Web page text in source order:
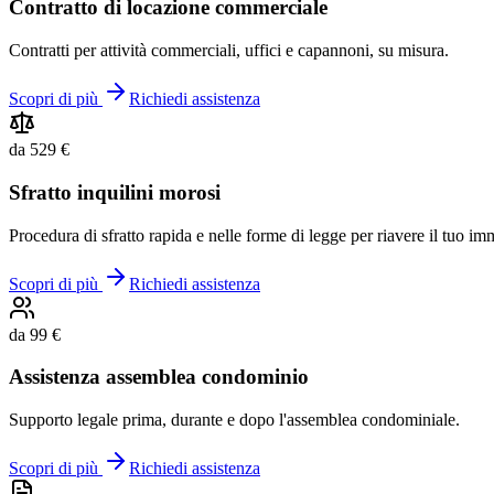
Contratto di locazione commerciale
Contratti per attività commerciali, uffici e capannoni, su misura.
Scopri di più Richiedi assistenza
da 529 €
Sfratto inquilini morosi
Procedura di sfratto rapida e nelle forme di legge per riavere il tuo
Scopri di più Richiedi assistenza
da 99 €
Assistenza assemblea condominio
Supporto legale prima, durante e dopo l'assemblea condominiale.
Scopri di più Richiedi assistenza